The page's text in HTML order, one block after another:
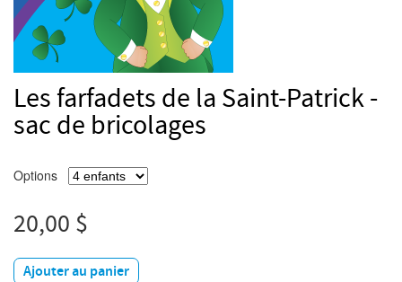
Les farfadets de la Saint-Patrick -
sac de bricolages
Options
20,00 $
Ajouter au panier